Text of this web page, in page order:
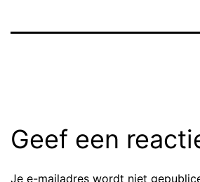
Geef een
Je e-mailadres wordt niet